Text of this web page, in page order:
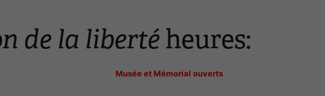
de la libertéheures:
Musée et Mémorial ouverts